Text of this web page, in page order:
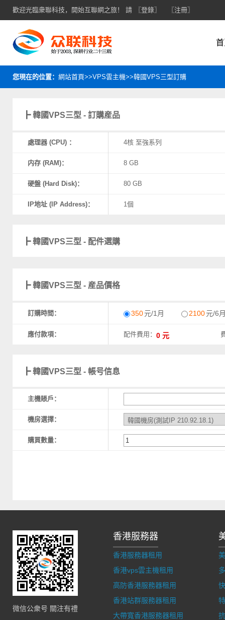
歡迎光臨衆聯科技，開始互聯網之旅！ 請 〖登錄〗 〖注冊〗
您現在的位置： 網站首頁>>VPS雲主機>>韓國VPS三型訂購
┣ 韓國VPS三型 - 訂購産品
處理器 (CPU) ： 4核 至強系列
内存 (RAM)： 8 GB
硬盤 (Hard Disk)： 80 GB
IP地址 (IP Address)： 1個
┣ 韓國VPS三型 - 配件選購
┣ 韓國VPS三型 - 産品價格
訂購時間： 350元/1月 2100元/6
應付款項： 配件費用：
┣ 韓國VPS三型 - 帳号信息
主機賬戶：
機房選擇：
購買數量：
微信公衆号 關注有禮
香港服務器
香港服務器租用
香港vps雲主機租用
高防香港服務器租用
香港站群服務器租用
大帶寬香港服務器租用